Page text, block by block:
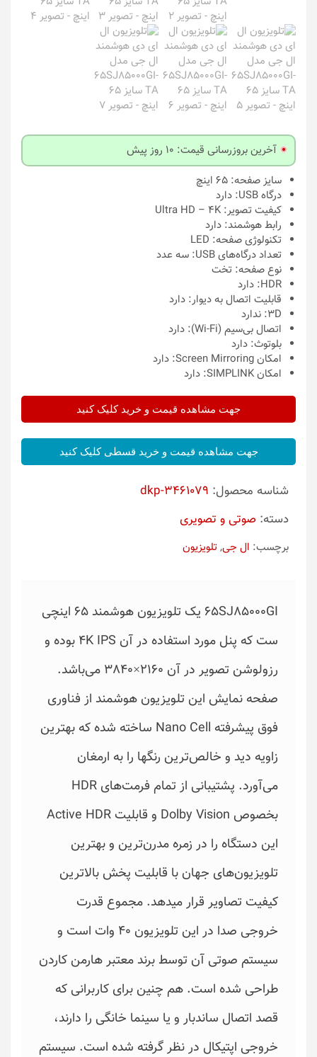
آخرین بروزرسانی قیمت: 10 روز پیش
سایز صفحه: 65 اینچ
درگاه USB:
دارد
کیفیت تصویر: Ultra HD – 4K
رابط هوشمند: دارد
تکنولوژی صفحه: LED
تعداد درگاه‌های USB:
سه عدد
نوع صفحه: تخت
HDR: دارد
قابلیت اتصال به دیوار: دارد
3D: ندارد
اتصال بی‌سیم (Wi-Fi):
دارد
بلوتوث: دارد
امکان Screen Mirroring:
دارد
امکان SIMPLINK:
دارد
جهت مشاهده قیمت و خرید کلیک کنید
جهت مشاهده قیمت و خرید قسطی کلیک کنید
شناسه محصول: dkp-3461079
دسته: صوتی و تصویری
برچسب: ال جی,تلویزیون
65SJ85000GI‌ یک تلویزیون هوشمند 65 اینچی
ست که پنل مورد استفاده در آن 4K IPS بوده و
رزولوشن تصویر در آن 2160×3840 می‌باشد.
صفحه نمایش این تلویزیون هوشمند از فناوری
فوق پیشرفته Nano Cell ساخته شده که بهترین
زاویه دید و خالص‌ترین رنگها را به ارمغان
می‌آورد. پشتیبانی از تمام فرمت‌های HDR
بخصوص Dolby Vision و قابلیت Active HDR
این دستگاه را در زمره مدرن‌ترین و بهترین
تلویزیون‌های جهان با قابلیت پخش بالاترین
کیفیت تصاویر قرار میدهد. مجموع قدرت
خروجی صدا در این تلویزیون 40 وات است و
سیستم صوتی آن توسط برند معتبر هارمن کاردن
طراحی شده است. هم چنین برای کاربرانی که
قصد اتصال ساندبار و‌ یا سینما خانگی را دارند،
خروجی اپتیکال در نظر گرفته شده است. سیستم